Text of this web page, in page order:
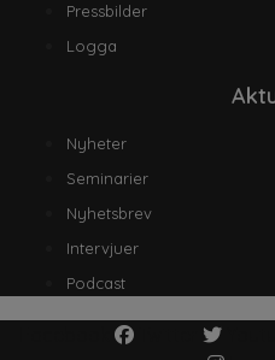
Pressbilder
Logga
Nyheter
Seminarier
Nyhetsbrev
Intervjuer
Podcast